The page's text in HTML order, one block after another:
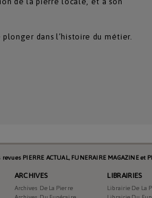
dans l’histoire du métier.
PIERRE ACTUAL, FUNERAIRE MAGAZINE et
ARCHIVES
Archives De La Pierre
LIBRAIRIES
Librairie De La